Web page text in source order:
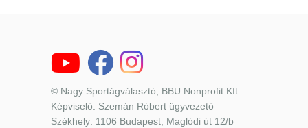
© Nagy Sportágválasztó, BBU Nonprofit Kft.
Képviselő: Szemán Róbert ügyvezető
Székhely: 1106 Budapest, Maglódi út 12/b